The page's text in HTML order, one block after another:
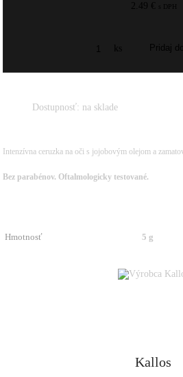
2.49 € s DPH
ks
Dostupnosť: na sklade
Intenzívna ceruzka na oči s jojobovým olejom a
Bez parabénov. Oftalmologicky testované.
Hmotnosť 5 g
Kallos